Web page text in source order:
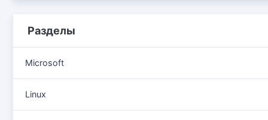
Разделы
Microsoft
Linux